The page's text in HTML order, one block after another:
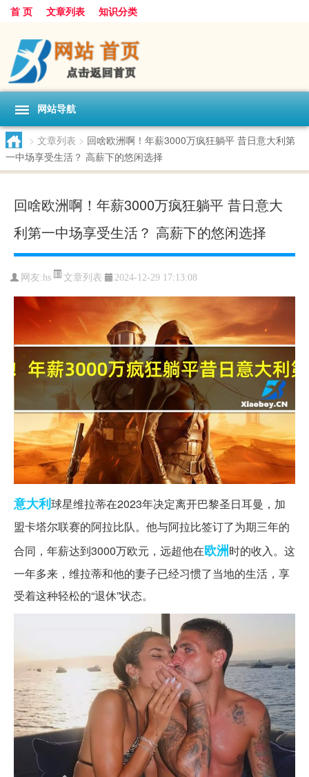
首 页 文章列表 知识分类
网站导航
> 文章列表 > 回啥欧洲啊！年薪3000万疯狂躺平 昔日意大利第
一中场享受生活？ 高薪下的悠闲选择
回啥欧洲啊！年薪3000万疯狂躺平 昔日意大
利第一中场享受生活？ 高薪下的悠闲选择
网友:hs 文章列表 2024-12-29 17:13:08
意大利球星维拉蒂在2023年决定离开巴黎圣日耳曼，加
盟卡塔尔联赛的阿拉比队。他与阿拉比签订了为期三年的
合同，年薪达到3000万欧元，远超他在欧洲时的收入。这
一年多来，维拉蒂和他的妻子已经习惯了当地的生活，享
受着这种轻松的“退休”状态。